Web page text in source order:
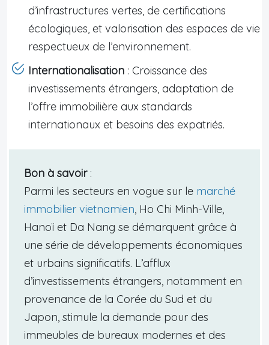
d’infrastructures vertes, de certifications
écologiques, et valorisation des espaces de vie
respectueux de l’environnement.
Internationalisation : Croissance des
investissements étrangers, adaptation de
l’offre immobilière aux standards
internationaux et besoins des expatriés.
Bon à savoir:
Parmi les secteurs en vogue sur le marché
immobilier vietnamien, Ho Chi Minh-Ville,
Hanoï et Da Nang se démarquent grâce à
une série de développements économiques
et urbains significatifs. L’afflux
d’investissements étrangers, notamment en
provenance de la Corée du Sud et du
Japon, stimule la demande pour des
immeubles de bureaux modernes et des